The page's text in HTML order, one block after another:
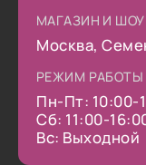
МАГАЗИН И
Москва,
РЕЖИМ РАБОТЫ
Пн-Пт: 10:00-
Сб: 11:00-
Вс: Выходной